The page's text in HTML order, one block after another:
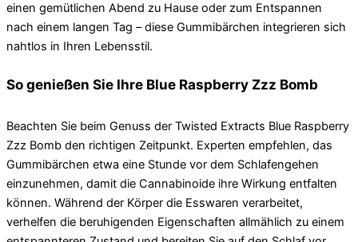
einen gemütlichen Abend zu Hause oder zum Entspannen
nach einem langen Tag – diese Gummibärchen integrieren sich
nahtlos in Ihren Lebensstil.
So genießen Sie Ihre Blue Raspberry Zzz Bomb
Beachten Sie beim Genuss der Twisted Extracts Blue Raspberry
Zzz Bomb den richtigen Zeitpunkt. Experten empfehlen, das
Gummibärchen etwa eine Stunde vor dem Schlafengehen
einzunehmen, damit die Cannabinoide ihre Wirkung entfalten
können. Während der Körper die Esswaren verarbeitet,
verhelfen die beruhigenden Eigenschaften allmählich zu einem